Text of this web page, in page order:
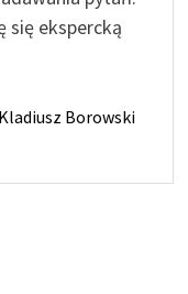
się ekspercką
Borowski